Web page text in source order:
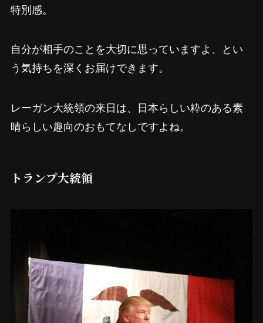
特別感。
自分が相手のことを大切に思っていますよ、とい
う気持ちを深くお届けできます。
レーガン大統領の来日は、日本らしい粋のある素
晴らしい趣向のおもてなしですよね。
トランプ大統領